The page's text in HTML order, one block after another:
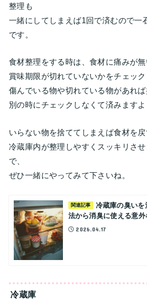
整理も
一緒にしてしまえば1回で済むので一
です。
食材整理をする時は、食材に痛みが無
賞味期限が切れていないかをチェック
傷んでいる物や切れている物があれば
別の時にチェックしなくて済みますよ
いらない物を捨ててしまえば食材を
冷蔵庫内が整理しやすくスッキリさ
で、
ぜひ一緒にやってみて下さいね。
関連記事
冷蔵庫の臭い
法から消臭に使える意外
2026.04.17
冷蔵庫